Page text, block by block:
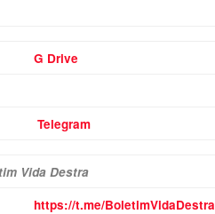
G Drive
Telegram
Vida Destra
https://t.me/BoletimVidaDestra